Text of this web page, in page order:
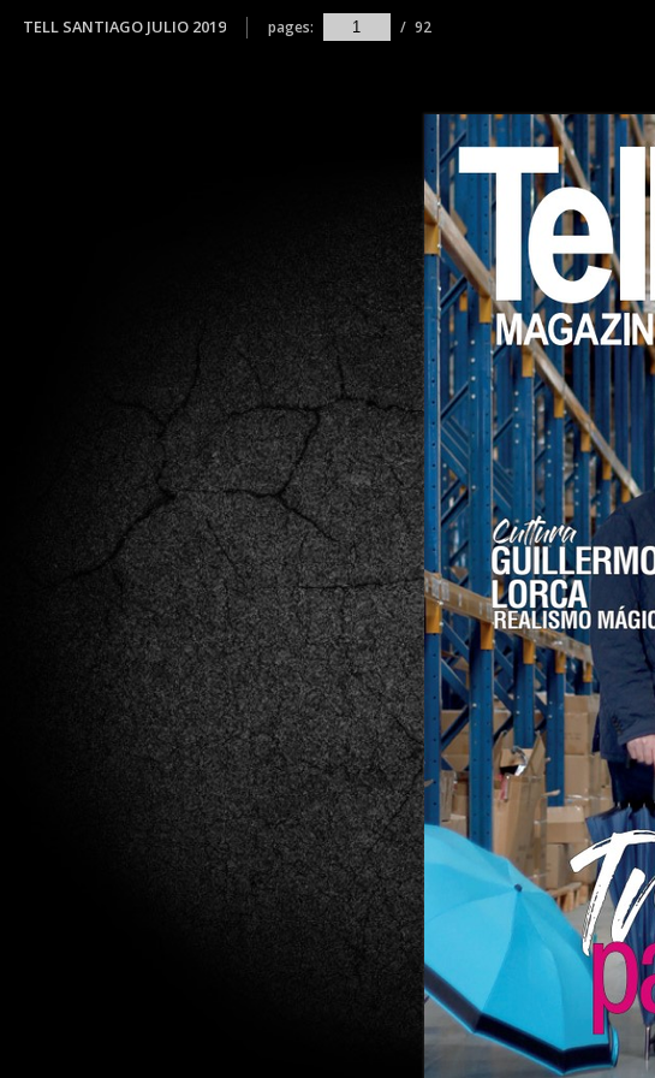
TELL SANTIAGO JULIO 2019 pages: / 92